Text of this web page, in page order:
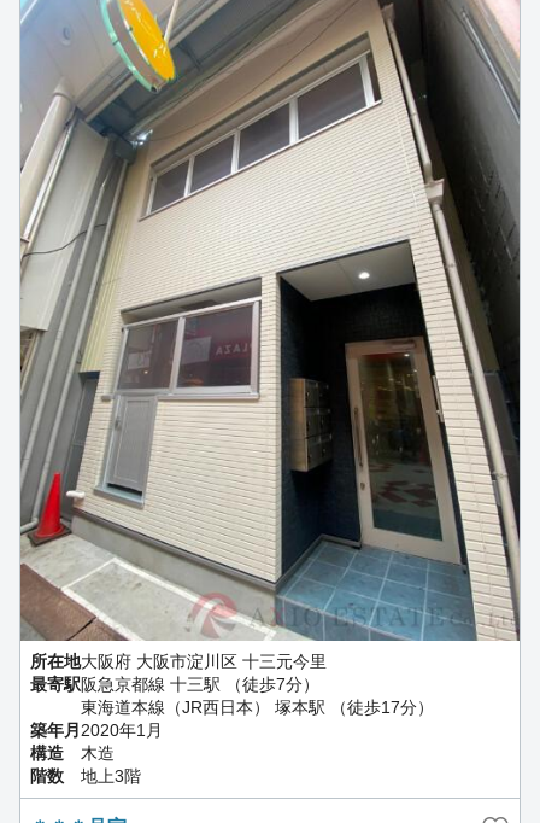
所在地大阪府 大阪市淀川区 十三元今里
最寄駅阪急京都線 十三駅 （徒歩7分）
東海道本線（JR西日本） 塚本駅 （徒歩17分）
築年月2020年1月
構造
木造
階数
地上3階